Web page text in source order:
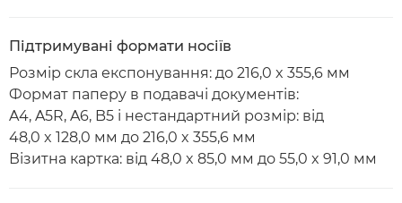
Підтримувані формати носіїв
Розмір скла експонування: до 216,0 x 355,6 мм
Формат паперу в подавачі документів:
A4, A5R, A6, B5 і нестандартний розмір: від
48,0 x 128,0 мм до 216,0 x 355,6 мм
Візитна картка: від 48,0 x 85,0 мм до 55,0 x 91,0 мм